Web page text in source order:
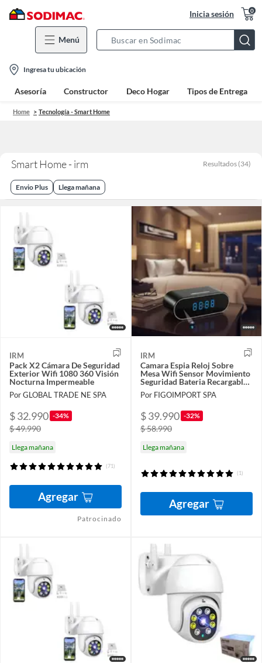
Inicia sesión 0
Menú
Bar
location-
icon
Ingresa tu ubicación
Asesoría Constructor Deco Hogar Tipos de Entrega
Home Tecnología - Smart Home
Smart Home - irm Resultados (34)
Envio Plus Llega mañana
IRM
Pack X2 Cámara De Seguridad
Exterior Wifi 1080 360 Visión
Nocturna Impermeable
Por GLOBAL TRADE NE SPA
$ 32.990 -34%
$ 49.990
Llega mañana
(71)
Agregar
Patrocinado
IRM
Camara Espia Reloj Sobre
Mesa Wifi Sensor Movimiento
Seguridad Bateria Recargable
Pro FIGOIMPORT
Por FIGOIMPORT SPA
$ 39.990 -32%
$ 58.990
Llega mañana
(1)
Agregar